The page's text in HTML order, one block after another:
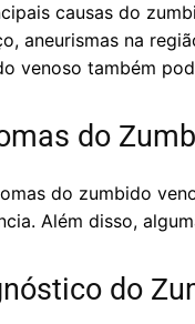
causas do
aneurismas na
venoso também
do
do zumbido
Além disso,
do